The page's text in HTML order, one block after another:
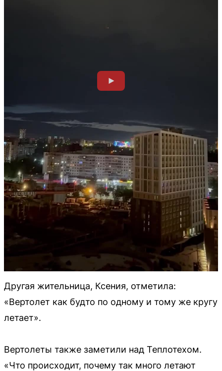
Другая жительница, Ксения, отметила:
«Вертолет как будто по одному и тому же кругу
летает».
Вертолеты также заметили над Теплотехом.
«Что происходит, почему так много летают